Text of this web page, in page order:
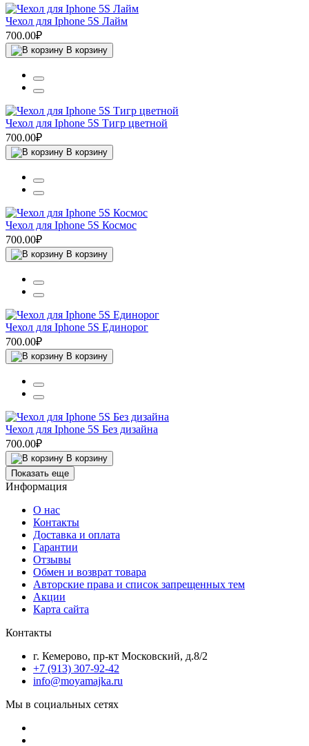
Чехол для Iphone 5S Лайм
700.00₽
В корзину
Чехол для Iphone 5S Тигр цветной
700.00₽
В корзину
Чехол для Iphone 5S Космос
700.00₽
В корзину
Чехол для Iphone 5S Единорог
700.00₽
В корзину
Чехол для Iphone 5S Без дизайна
700.00₽
В корзину
Показать еще
Информация
О нас
Контакты
Доставка и оплата
Гарантии
Отзывы
Обмен и возврат товара
Авторские права и список запрещенных тем
Акции
Карта сайта
Контакты
г. Кемерово, пр-кт Московский, д.8/2
+7 (913) 307-92-42
info@moyamajka.ru
Мы в социальных сетях